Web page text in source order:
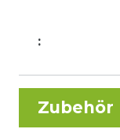
:
Zubehör